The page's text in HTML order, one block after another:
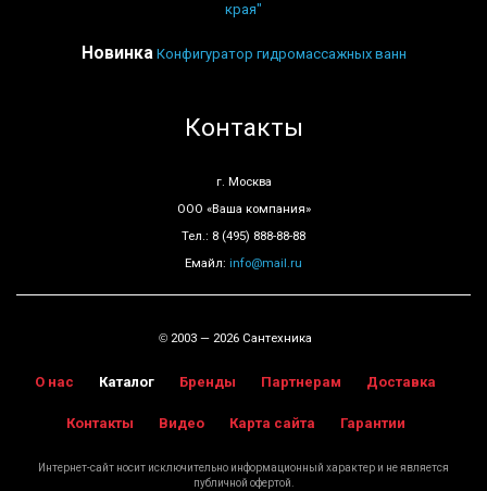
края"
Новинка Конфигуратор гидромассажных ванн
Контакты
г. Москва
ООО «Ваша компания»
Тел.: 8 (495) 888-88-88
Емайл: info@mail.ru
© 2003 — 2026 Сантехника
О нас Каталог Бренды Партнерам Доставка
Контакты Видео Карта сайта Гарантии
Интернет-сайт носит исключительно информационный характер и не является
публичной офертой.